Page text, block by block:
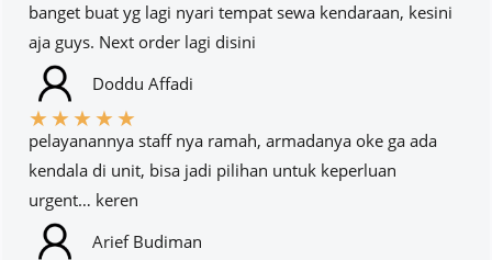
banget buat yg lagi nyari tempat sewa kendaraan, kesini
aja guys. Next order lagi disini
Doddu Affadi
★★★★★
pelayanannya staff nya ramah, armadanya oke ga ada
kendala di unit, bisa jadi pilihan untuk keperluan
urgent… keren
Arief Budiman